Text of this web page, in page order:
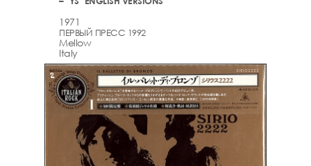
1971
ПЕРВЫЙ ПРЕСС 1992
Mellow
Italy